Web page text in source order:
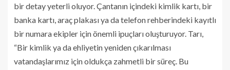
bir detay yeterli oluyor. Çantanın içindeki kimlik kartı, bir
banka kartı, araç plakası ya da telefon rehberindeki kayıtlı
bir numara ekipler için önemli ipuçları oluşturuyor. Tarı,
“Bir kimlik ya da ehliyetin yeniden çıkarılması
vatandaşlarımız için oldukça zahmetli bir süreç. Bu